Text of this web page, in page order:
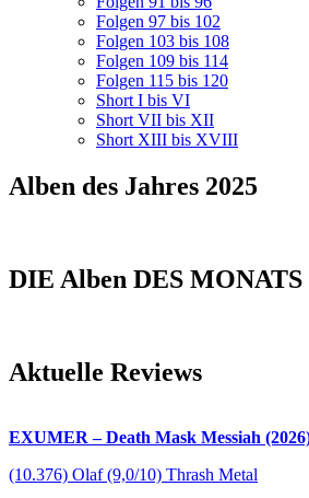
Folgen 97 bis 102
Folgen 103 bis 108
Folgen 109 bis 114
Folgen 115 bis 120
Short I bis VI
Short VII bis XII
Short XIII bis XVIII
Alben des Jahres 2025
DIE Alben DES MONATS
Aktuelle Reviews
EXUMER – Death Mask Messiah
(10.376) Olaf (9,0/10) Thrash Metal